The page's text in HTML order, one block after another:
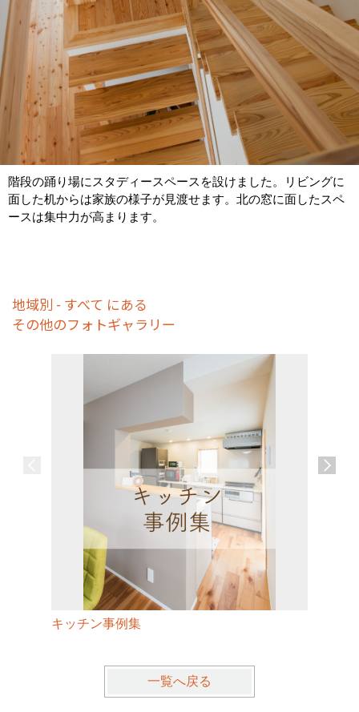
階段の踊り場にスタディースペースを設けました。リビングに
面した机からは家族の様子が見渡せます。北の窓に面したスペ
ースは集中力が高まります。
地域別 - すべて にある
その他のフォトギャラリー
キッチン事例集
一覧へ戻る